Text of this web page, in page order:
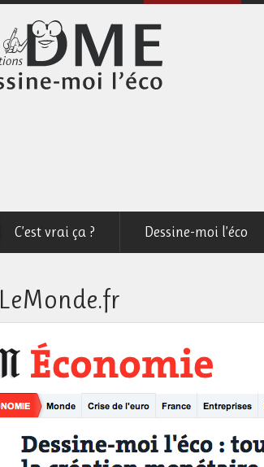
C’est vrai ça ? Dessine-moi l’éco
LeMonde.fr